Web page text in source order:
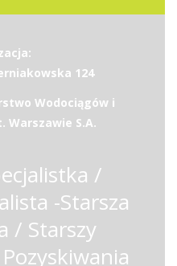
124
Wodociągów i
Warszawie S.A.
/
-Starsza
/ Starszy